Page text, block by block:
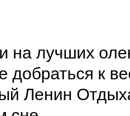
на лучших
добраться к
Ленин